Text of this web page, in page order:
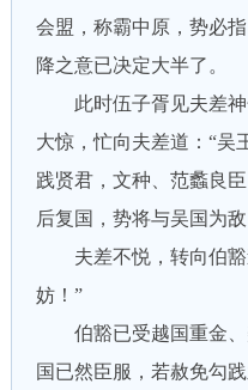
会盟，称霸中原，势必
降之意已决定大半了。
此时伍子胥见夫差神
大惊，忙向夫差道：“吴
践贤君，文种、范蠡良
后复国，势将与吴国为
夫差不悦，转向伯豁
妨！”
伯豁已受越国重金、
国已然臣服，若赦免勾